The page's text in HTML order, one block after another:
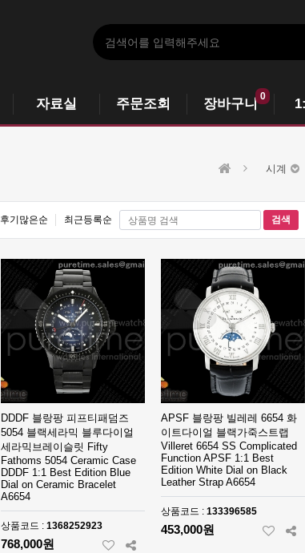
자료실 주문조회 0
장바구니
시계
후기많은순 최근등록순
DDDF 블랑팡 피프티패덤즈
5054 블랙세라믹 블루다이얼
세라믹브레이슬릿 Fifty
Fathoms 5054 Ceramic Case
DDDF 1:1 Best Edition Blue
Dial on Ceramic Bracelet
A6654
상품코드 : 1368252923
768,000원
APSF 블랑팡 빌레레 6654 화
이트다이얼 블랙가죽스트랩
Villeret 6654 SS Complicated
Function APSF 1:1 Best
Edition White Dial on Black
Leather Strap A6654
상품코드 : 133396585
453,000원